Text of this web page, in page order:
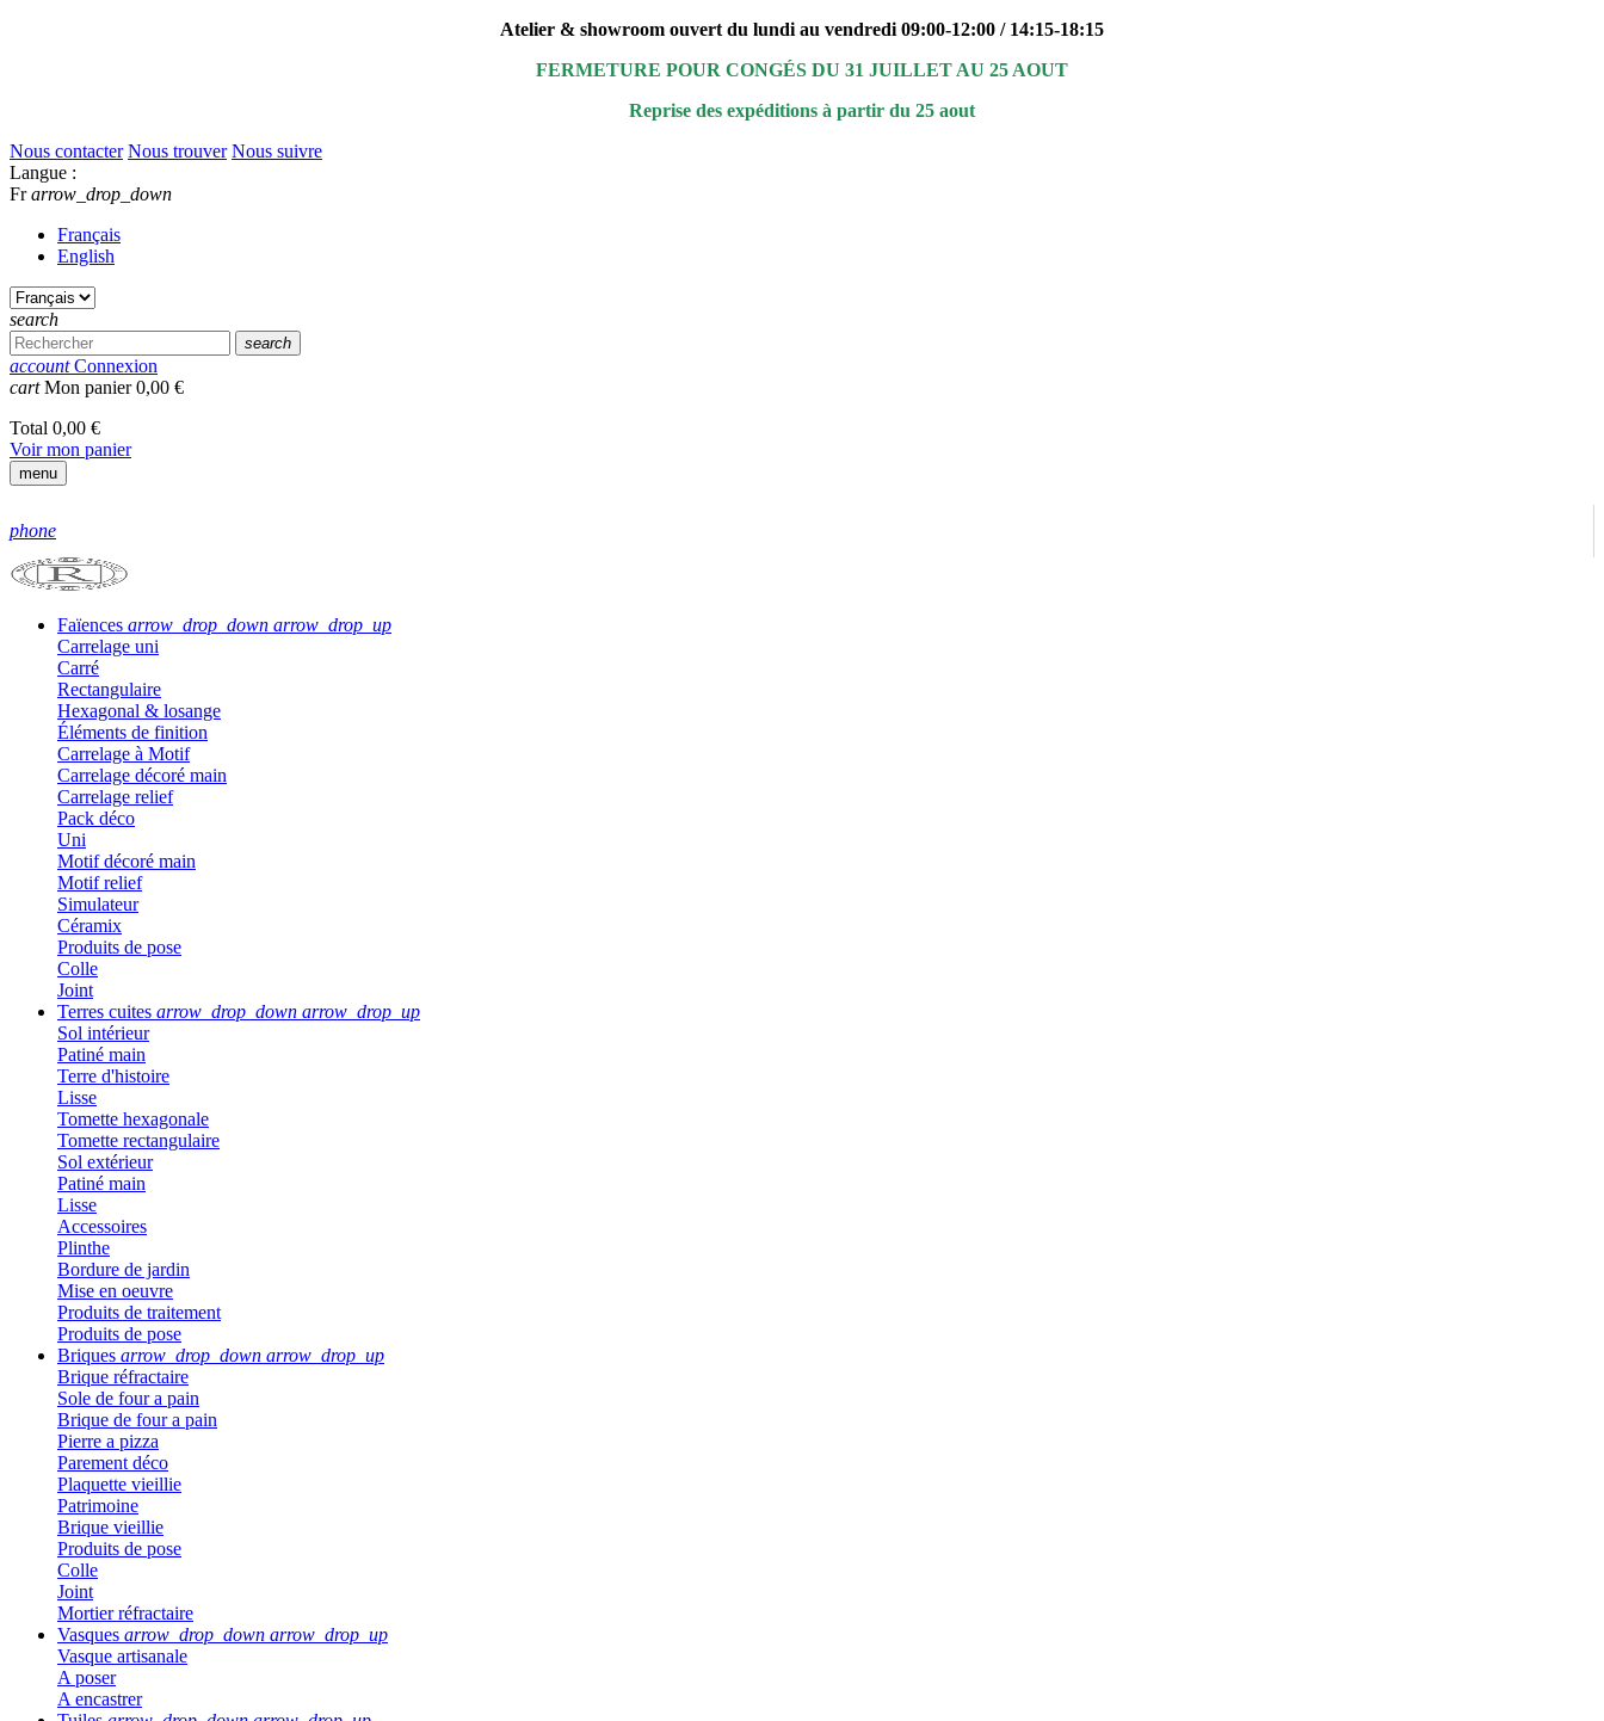
Atelier & showroom ouvert du lundi au vendredi 09:00-12:00 / 14:15-18:15
FERMETURE POUR CONGÉS DU 31 JUILLET AU 25 AOUT
Reprise des expéditions à partir du 25 aout
Nous contacter Nous trouver Nous suivre
Langue :
Fr arrow_drop_down
Français
English
search
search
account Connexion
cart Mon panier0,00 €
Total 0,00 €
Voir mon panier
menu
phone
Faïences arrow_drop_down arrow_drop_up
Carrelage uni
Carré
Rectangulaire
Hexagonal & losange
Éléments de finition
Carrelage à Motif
Carrelage décoré main
Carrelage relief
Pack déco
Uni
Motif décoré main
Motif relief
Simulateur
Céramix
Produits de pose
Colle
Joint
Terres cuites arrow_drop_down arrow_drop_up
Sol intérieur
Patiné main
Terre d'histoire
Lisse
Tomette hexagonale
Tomette rectangulaire
Sol extérieur
Patiné main
Lisse
Accessoires
Plinthe
Bordure de jardin
Mise en oeuvre
Produits de traitement
Produits de pose
Briques arrow_drop_down arrow_drop_up
Brique réfractaire
Sole de four a pain
Brique de four a pain
Pierre a pizza
Parement déco
Plaquette vieillie
Patrimoine
Brique vieillie
Produits de pose
Colle
Joint
Mortier réfractaire
Vasques arrow_drop_down arrow_drop_up
Vasque artisanale
A poser
A encastrer